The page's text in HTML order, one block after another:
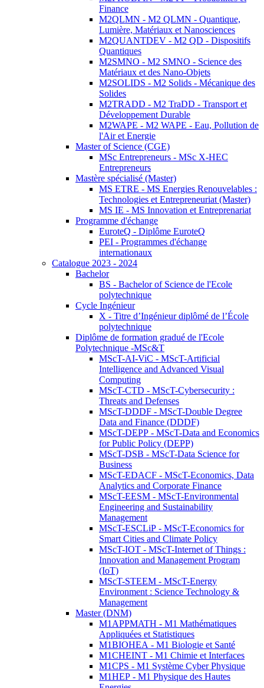
Finance
M2QLMN - M2 QLMN - Quantique,
Lumière, Matériaux et Nanosciences
M2QUANTDEV - M2 QD - Dispositifs
Quantiques
M2SMNO - M2 SMNO - Science des
Matériaux et des Nano-Objets
M2SOLIDS - M2 Solids - Mécanique des
Solides
M2TRADD - M2 TraDD - Transport et
Développement Durable
M2WAPE - M2 WAPE - Eau, Pollution de
l'Air et Energie
Master of Science (CGE)
MSc Entrepreneurs - MSc X-HEC
Entrepreneurs
Mastère spécialisé (Master)
MS ETRE - MS Energies Renouvelables :
Technologies et Entrepreneuriat (Master)
MS IE - MS Innovation et Entreprenariat
Programme d'échange
EuroteQ - Diplôme EuroteQ
PEI - Programmes d'échange
internationaux
Catalogue 2023 - 2024
Bachelor
BS - Bachelor of Science de l'Ecole
polytechnique
Cycle Ingénieur
X - Titre d’Ingénieur diplômé de l’École
polytechnique
Diplôme de formation gradué de l'Ecole
Polytechnique -MSc&T
MScT-AI-ViC - MScT-Artificial
Intelligence and Advanced Visual
Computing
MScT-CTD - MScT-Cybersecurity :
Threats and Defenses
MScT-DDDF - MScT-Double Degree
Data and Finance (DDDF)
MScT-DEPP - MScT-Data and Economics
for Public Policy (DEPP)
MScT-DSB - MScT-Data Science for
Business
MScT-EDACF - MScT-Economics, Data
Analytics and Corporate Finance
MScT-EESM - MScT-Environmental
Engineering and Sustainability
Management
MScT-ESCLiP - MScT-Economics for
Smart Cities and Climate Policy
MScT-IOT - MScT-Internet of Things :
Innovation and Management Program
(IoT)
MScT-STEEM - MScT-Energy
Environment : Science Technology &
Management
Master (DNM)
M1APPMATH - M1 Mathématiques
Appliquées et Statistiques
M1BIOHEA - M1 Biologie et Santé
M1CHEINT - M1 Chimie et Interfaces
M1CPS - M1 Système Cyber Physique
M1HEP - M1 Physique des Hautes